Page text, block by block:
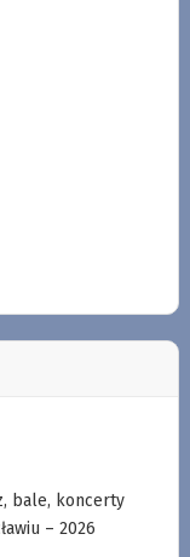
bale, koncerty
– 2026